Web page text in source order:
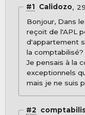
#1 Calidozo
Bonjour, Dans
reçoit de l'APL
d'appartement
la
Je pensais à la
exceptionnels
mais je ne suis
#2